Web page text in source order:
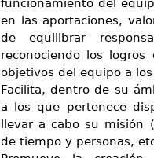
funcionamiento del
en las aportaciones,
de equilibrar
reconociendo los
objetivos del equipo a
Facilita, dentro de su
a los que pertenece
llevar a cabo su misión
de tiempo y personas,